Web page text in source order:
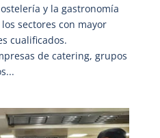
y la gastronomía
sectores con mayor
cualificados.
de catering, grupos